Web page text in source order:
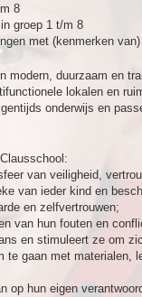
8
groep 1 t/m 8
met (kenmerken
modern, duurzaam en
lokalen en
onderwijs en
van veiligheid,
van ieder kind en
en zelfvertrouwen;
van hun fouten en
en stimuleert ze om
te gaan met materialen,
hun eigen